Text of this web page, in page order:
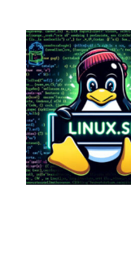
innehåll